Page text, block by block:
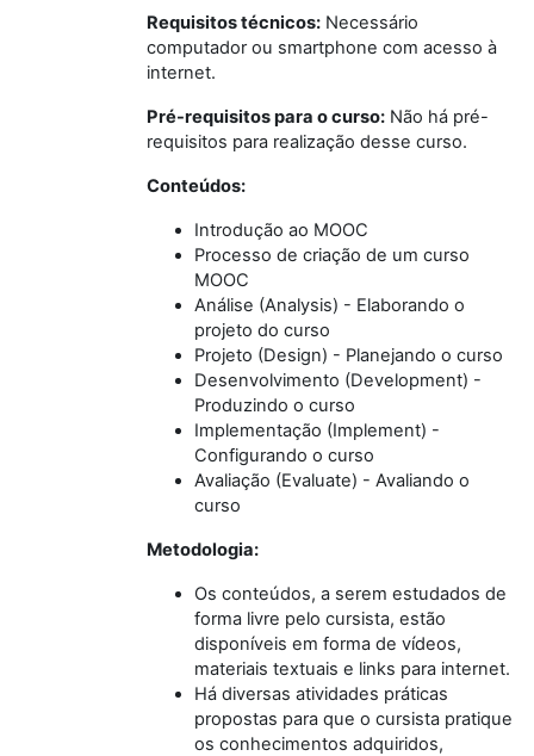
Requisitos técnicos: Necessário
computador ou smartphone com acesso à
internet.
Pré-requisitos para o curso: Não há pré-
requisitos para realização desse curso.
Conteúdos:
Introdução ao MOOC
Processo de criação de um curso
MOOC
Análise (Analysis) - Elaborando o
projeto do curso
Projeto (Design) - Planejando o curso
Desenvolvimento (Development) -
Produzindo o curso
Implementação (Implement) -
Configurando o curso
Avaliação (Evaluate) - Avaliando o
curso
Metodologia:
Os conteúdos, a serem estudados de
forma livre pelo cursista, estão
disponíveis em forma de vídeos,
materiais textuais e links para internet.
Há diversas atividades práticas
propostas para que o cursista pratique
os conhecimentos adquiridos,